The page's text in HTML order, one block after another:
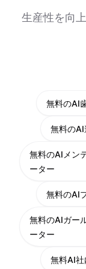
生産性を向
無料のAI
無料のAI
無料のAIメン
ーター
無料のAI
無料のAIガー
ーター
無料AI社